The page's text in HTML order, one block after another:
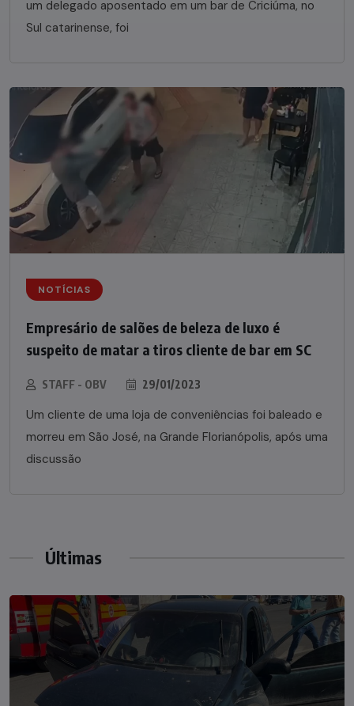
um delegado aposentado em um bar de Criciúma, no
Sul catarinense, foi
NOTÍCIAS
Empresário de salões de beleza de luxo é
suspeito de matar a tiros cliente de bar em SC
STAFF - OBV 29/01/2023
Um cliente de uma loja de conveniências foi baleado e
morreu em São José, na Grande Florianópolis, após uma
discussão
Últimas